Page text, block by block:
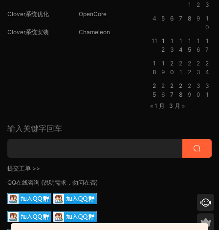
Clover系统优化
Clover系统安装
OpenCore
Chameleon
1
2
3
4
5 6 7 8 9
1
0
11
1
2
1
3
1
4
1
5
1
6
1
7
1
8
1
9
2
0
2
1
2
2
2
3
2
4
2
5
2
6
2
7
2
8
2
9
3
0
3
1
« 1 月
3 月 »
输入关键字回车
提交工单 >>
QQ在线咨询 (说明需求，勿问在否)